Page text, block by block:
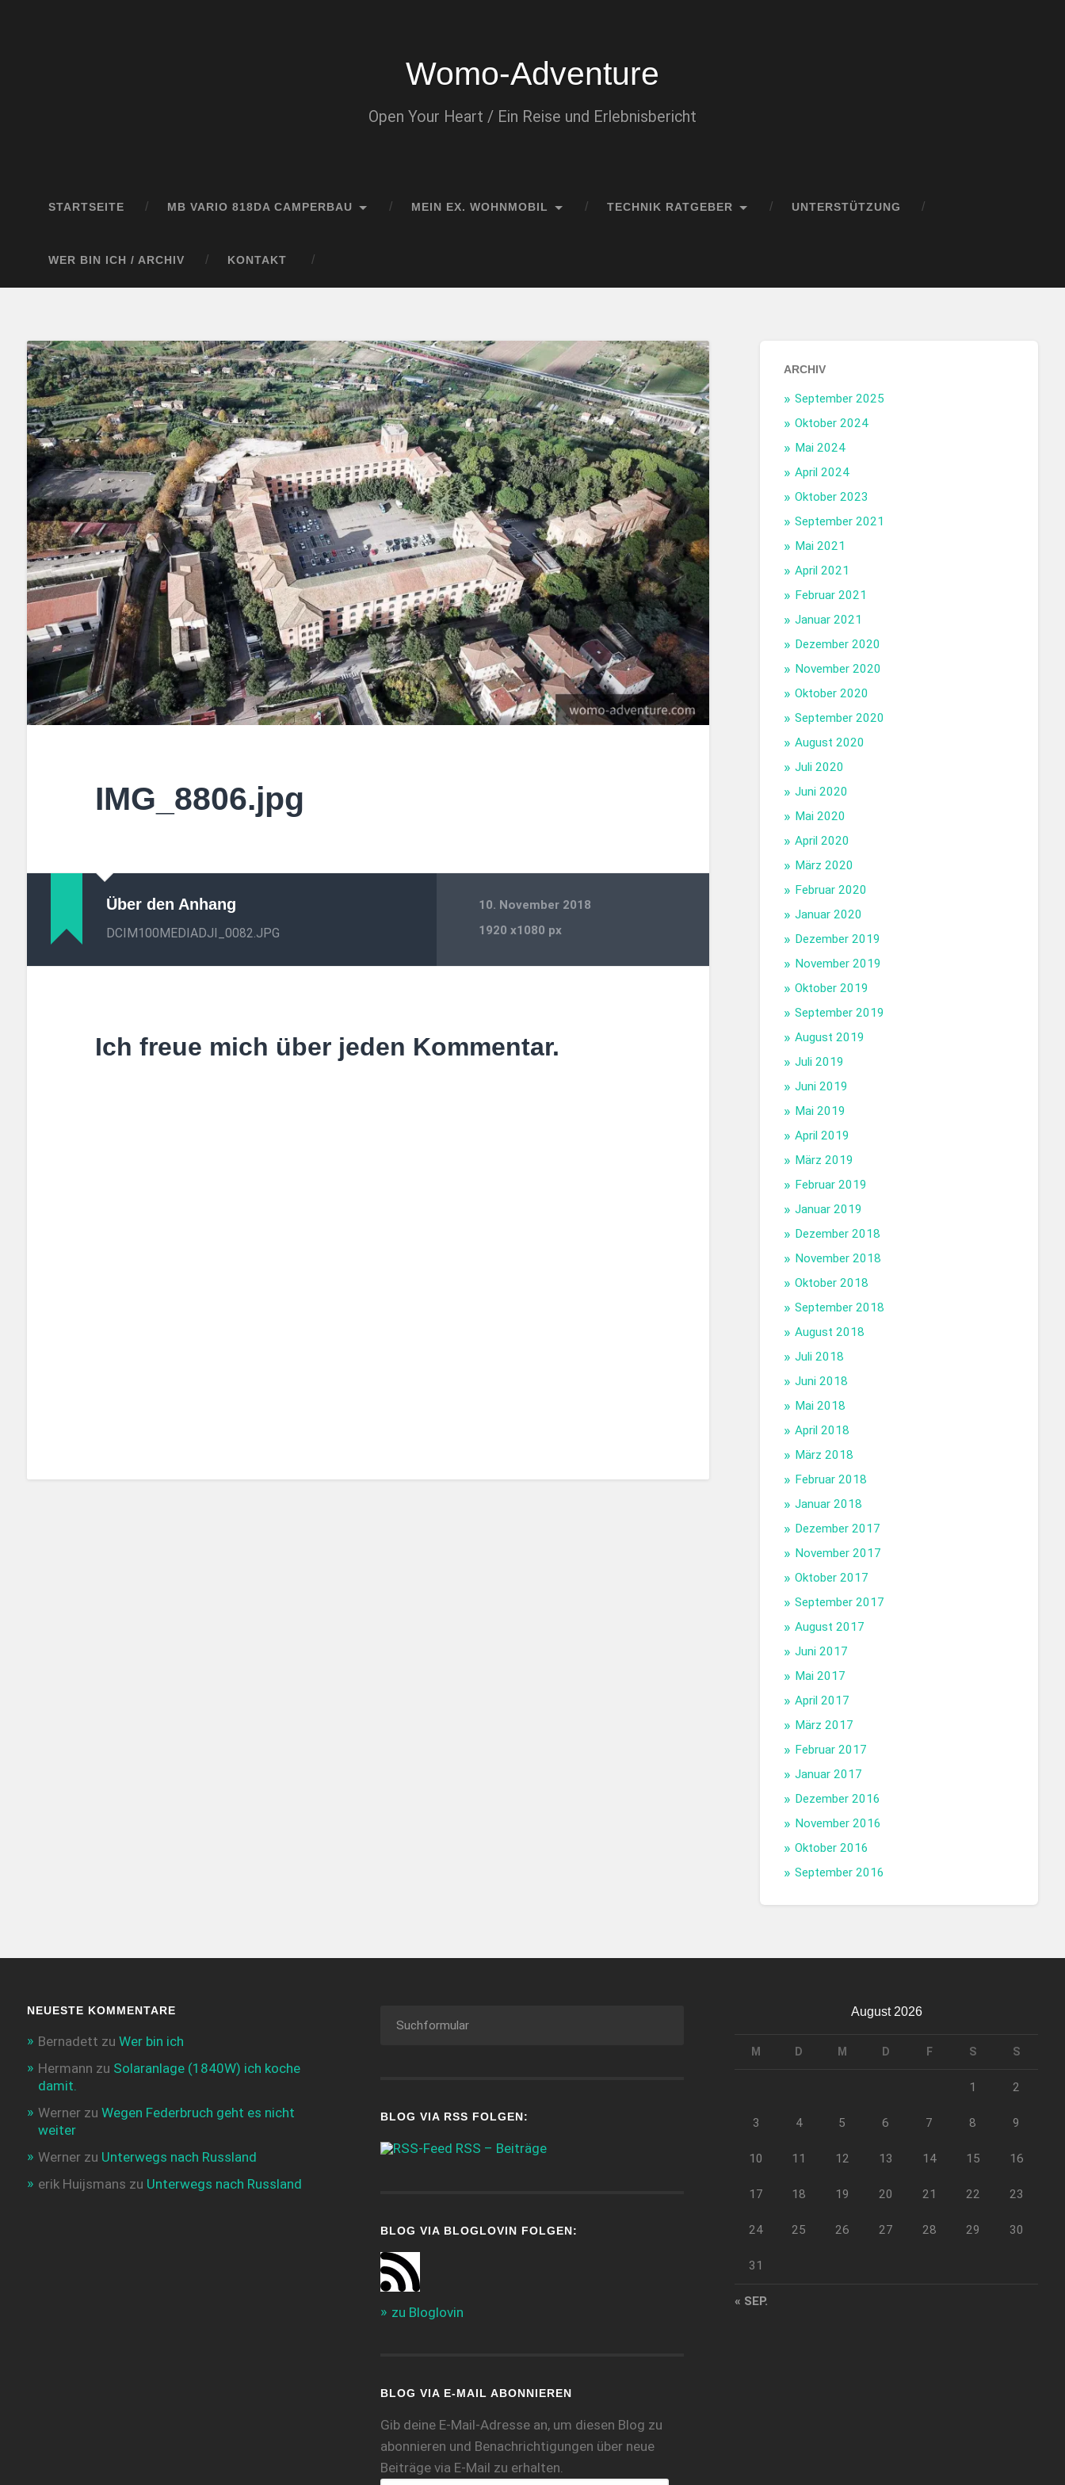
Womo-Adventure
Open Your Heart / Ein Reise und Erlebnisbericht
STARTSEITE MB VARIO 818DA CAMPERBAU MEIN EX. WOHNMOBIL TECHNIK RATGEBER UNTERSTÜTZUNG
WER BIN ICH / ARCHIV KONTAKT
IMG_8806.jpg
Über den Anhang
DCIM100MEDIADJI_0082.JPG
10. November 2018
1920 x1080 px
Ich freue mich über jeden Kommentar.
ARCHIV
September 2025
Oktober 2024
Mai 2024
April 2024
Oktober 2023
September 2021
Mai 2021
April 2021
Februar 2021
Januar 2021
Dezember 2020
November 2020
Oktober 2020
September 2020
August 2020
Juli 2020
Juni 2020
Mai 2020
April 2020
März 2020
Februar 2020
Januar 2020
Dezember 2019
November 2019
Oktober 2019
September 2019
August 2019
Juli 2019
Juni 2019
Mai 2019
April 2019
März 2019
Februar 2019
Januar 2019
Dezember 2018
November 2018
Oktober 2018
September 2018
August 2018
Juli 2018
Juni 2018
Mai 2018
April 2018
März 2018
Februar 2018
Januar 2018
Dezember 2017
November 2017
Oktober 2017
September 2017
August 2017
Juni 2017
Mai 2017
April 2017
März 2017
Februar 2017
Januar 2017
Dezember 2016
November 2016
Oktober 2016
September 2016
NEUESTE KOMMENTARE
Bernadett zu Wer bin ich
Hermann zu Solaranlage (1840W) ich koche
damit.
Wernerzu Wegen Federbruch geht es nicht
weiter
Wernerzu Unterwegs nach Russland
erik Huijsmans zu Unterwegs nach Russland
BLOG VIA RSS FOLGEN:
RSS – Beiträge
BLOG VIA BLOGLOVIN FOLGEN:
zu Bloglovin
BLOG VIA E-MAIL ABONNIEREN
Gib deine E-Mail-Adresse an, um diesen Blog zu
abonnieren und Benachrichtigungen über neue
Beiträge via E-Mail zu erhalten.
August 2026
M D M D F S S
1 2
3 4 5 6 7 8 9
10 11 12 13 14 15 16
17 18 19 20 21 22 23
24 25 26 27 28 29 30
31
« SEP.